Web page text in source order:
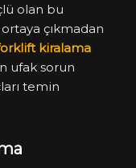
olan bu
çıkmadan
kiralama
ufak sorun
temin